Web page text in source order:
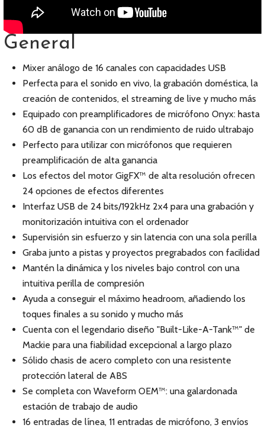
General
Mixer análogo de 16 canales con capacidades USB
Perfecta para el sonido en vivo, la grabación doméstica, la
creación de contenidos, el streaming de live y mucho más
Equipado con preamplificadores de micrófono Onyx: hasta
60 dB de ganancia con un rendimiento de ruido ultrabajo
Perfecto para utilizar con micrófonos que requieren
preamplificación de alta ganancia
Los efectos del motor GigFX™ de alta resolución ofrecen
24 opciones de efectos diferentes
Interfaz USB de 24 bits/192kHz 2x4 para una grabación y
monitorización intuitiva con el ordenador
Supervisión sin esfuerzo y sin latencia con una sola perilla
Graba junto a pistas y proyectos pregrabados con facilidad
Mantén la dinámica y los niveles bajo control con una
intuitiva perilla de compresión
Ayuda a conseguir el máximo headroom, añadiendo los
toques finales a su sonido y mucho más
Cuenta con el legendario diseño "Built-Like-A-Tank™" de
Mackie para una fiabilidad excepcional a largo plazo
Sólido chasis de acero completo con una resistente
protección lateral de ABS
Se completa con Waveform OEM™: una galardonada
estación de trabajo de audio
16 entradas de línea, 11 entradas de micrófono, 3 envíos